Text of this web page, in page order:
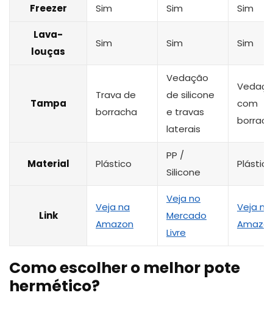
Freezer Sim Sim Sim
Lava-
louças
Sim Sim Sim
Tampa
Trava de
borracha
Vedação
de silicone
e travas
laterais
com
Material Plástico
PP /
Silicone
Plástico
Link
Veja na
Amazon
Veja no
Mercado
Livre
Veja na
Como escolher o melhor pote
hermético?